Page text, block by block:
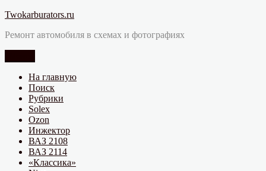
Перейти
содержимому
Twokarburators.ru
Ремонт автомобиля в схемах и фотографиях
На главную
Поиск
Рубрики
Solex
Ozon
Инжектор
ВАЗ 2108
ВАЗ 2114
«Классика»